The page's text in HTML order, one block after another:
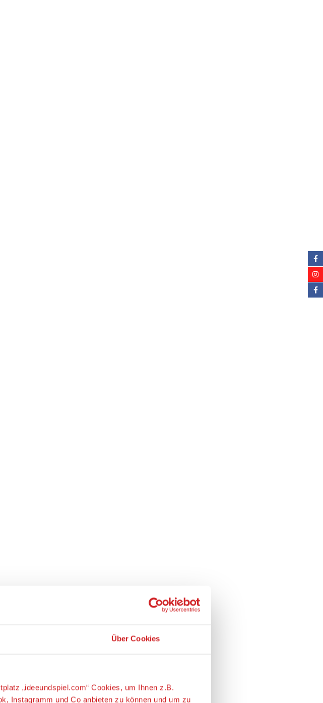
Über Cookies
„ideeundspiel.com“ Cookies, um Ihnen z.B.
Instagramm und Co anbieten zu können und um zu